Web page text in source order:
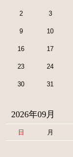
2 3
9 10
16 17
23 24
30 31
2026年09月
日 月